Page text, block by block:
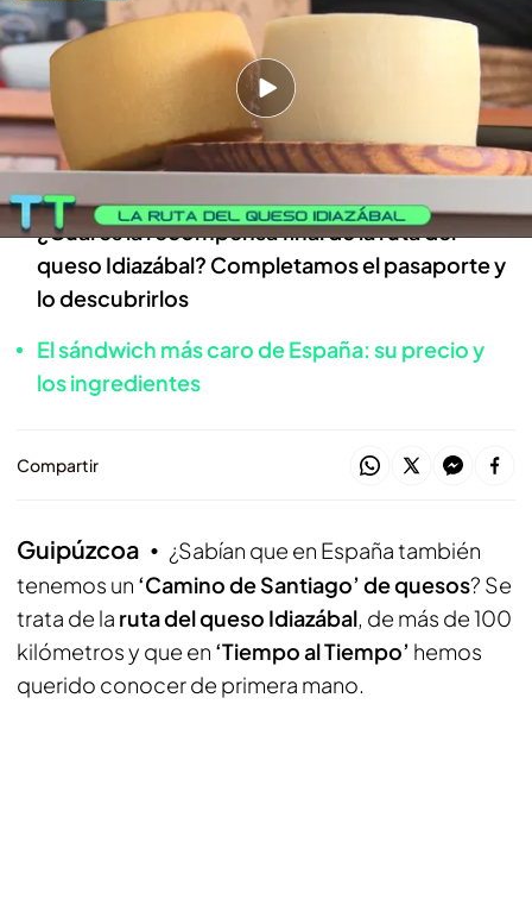
Tiempo al Tiempo
02 MAY 2024 - 19:48h.
Amantes del queso, estáis de suerte: Así es la
ruta de 100 kilómetros en la que podéis
degustar distintas clases
¿Cuál es la recompensa final de la ruta del
queso Idiazábal? Completamos el pasaporte y
lo descubrirlos
El sándwich más caro de España: su precio y
los ingredientes
Compartir
Guipúzcoa
¿Sabían que en España también
tenemos un ‘Camino de Santiago’ de quesos? Se
trata de la ruta del queso Idiazábal, de más de 100
kilómetros y que en ‘Tiempo al Tiempo’ hemos
querido conocer de primera mano.